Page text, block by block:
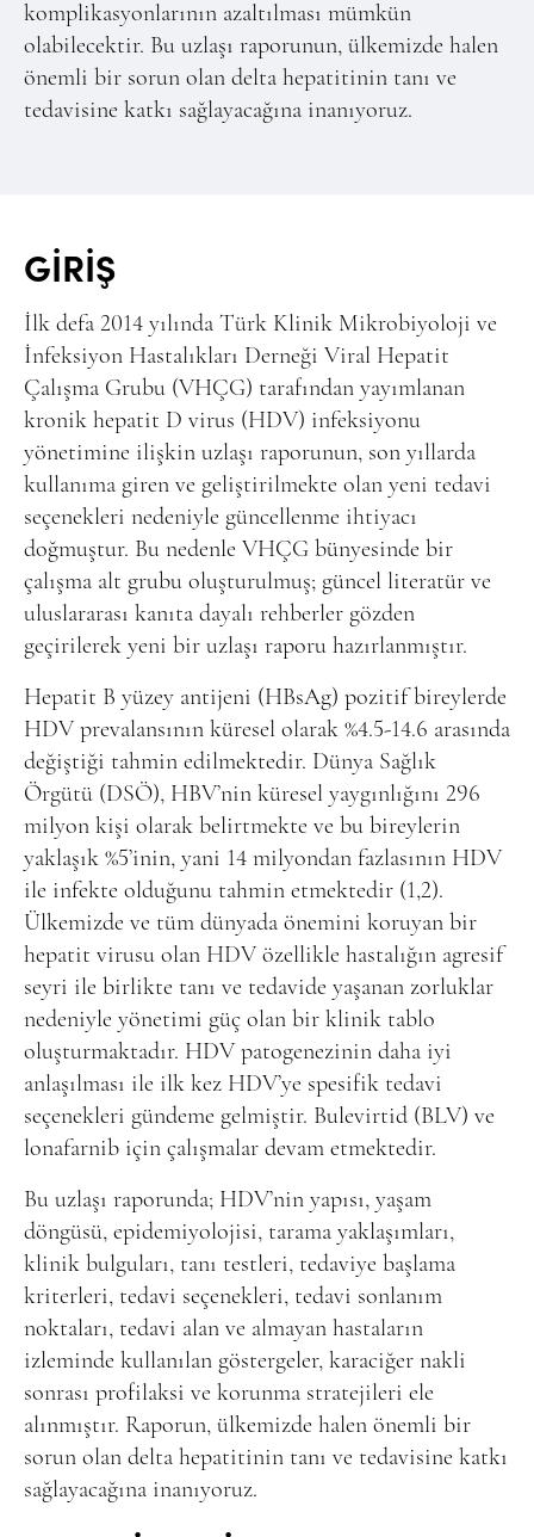
komplikasyonlarının azaltılması mümkün
olabilecektir. Bu uzlaşı raporunun, ülkemizde halen
önemli bir sorun olan delta hepatitinin tanı ve
tedavisine katkı sağlayacağına inanıyoruz.
GİRİŞ
İlk defa 2014 yılında Türk Klinik Mikrobiyoloji ve
İnfeksiyon Hastalıkları Derneği Viral Hepatit
Çalışma Grubu (VHÇG) tarafından yayımlanan
kronik hepatit D virus (HDV) infeksiyonu
yönetimine ilişkin uzlaşı raporunun, son yıllarda
kullanıma giren ve geliştirilmekte olan yeni tedavi
seçenekleri nedeniyle güncellenme ihtiyacı
doğmuştur. Bu nedenle VHÇG bünyesinde bir
çalışma alt grubu oluşturulmuş; güncel literatür ve
uluslararası kanıta dayalı rehberler gözden
geçirilerek yeni bir uzlaşı raporu hazırlanmıştır.
Hepatit B yüzey antijeni (HBsAg) pozitif bireylerde
HDV prevalansının küresel olarak %4.5-14.6 arasında
değiştiği tahmin edilmektedir. Dünya Sağlık
Örgütü (DSÖ), HBV’nin küresel yaygınlığını 296
milyon kişi olarak belirtmekte ve bu bireylerin
yaklaşık %5’inin, yani 14 milyondan fazlasının HDV
ile infekte olduğunu tahmin etmektedir (1,2).
Ülkemizde ve tüm dünyada önemini koruyan bir
hepatit virusu olan HDV özellikle hastalığın agresif
seyri ile birlikte tanı ve tedavide yaşanan zorluklar
nedeniyle yönetimi güç olan bir klinik tablo
oluşturmaktadır. HDV patogenezinin daha iyi
anlaşılması ile ilk kez HDV’ye spesifik tedavi
seçenekleri gündeme gelmiştir. Bulevirtid (BLV) ve
lonafarnib için çalışmalar devam etmektedir.
Bu uzlaşı raporunda; HDV’nin yapısı, yaşam
döngüsü, epidemiyolojisi, tarama yaklaşımları,
klinik bulguları, tanı testleri, tedaviye başlama
kriterleri, tedavi seçenekleri, tedavi sonlanım
noktaları, tedavi alan ve almayan hastaların
izleminde kullanılan göstergeler, karaciğer nakli
sonrası profilaksi ve korunma stratejileri ele
alınmıştır. Raporun, ülkemizde halen önemli bir
sorun olan delta hepatitinin tanı ve tedavisine katkı
sağlayacağına inanıyoruz.